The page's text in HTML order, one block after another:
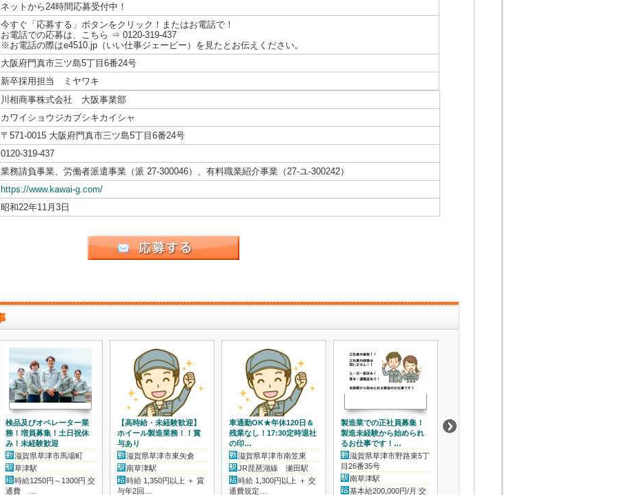
ネットから24時間応募受付中！
今すぐ「応募する」ボタンをクリック！またはお電話で！
お電話での応募は、こちら ⇒ 0120-319-437
※お電話の際はe4510.jp（いい仕事ジェーピー）を見たとお伝えください。
大阪府門真市三ツ島5丁目6番24号
新卒採用担当 ミヤワキ
川相商事株式会社 大阪事業部
カワイショウジカブシキカイシャ
〒571-0015 大阪府門真市三ツ島5丁目6番24号
0120-319-437
業務請負事業、労働者派遣事業（派 27-300046）、有料職業紹介事業（27-ユ-300242）
https://www.kawai-g.com/
昭和22年11月3日
検品及びオペレーター業
務！増員募集！土日祝休
み！未経験歓迎
滋賀県草津市馬場町
草津駅
時給1250円～1300円 交
通費 …
【高時給・未経験歓迎】
ホイール製造業務！！賞
与あり
滋賀県草津市東矢倉
南草津駅
時給 1,350円以上 ＋ 賞
与年2回…
車通勤OK★年休120日＆
残業なし！17:30定時退社
の印…
滋賀県草津市南笠東
JR琵琶湖線 瀬田駅
時給 1,300円以上 ＋ 交
通費規定…
製造業での正社員募集！
製造未経験から始められ
るお仕事です！…
滋賀県草津市野路東5丁
目26番35号
南草津駅
基本給200,000円/月 交
品質業務！増員募集！土
日祝休み＆残業少なめ